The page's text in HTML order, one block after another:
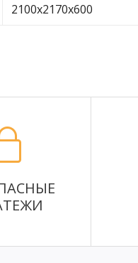
2100х2170х600